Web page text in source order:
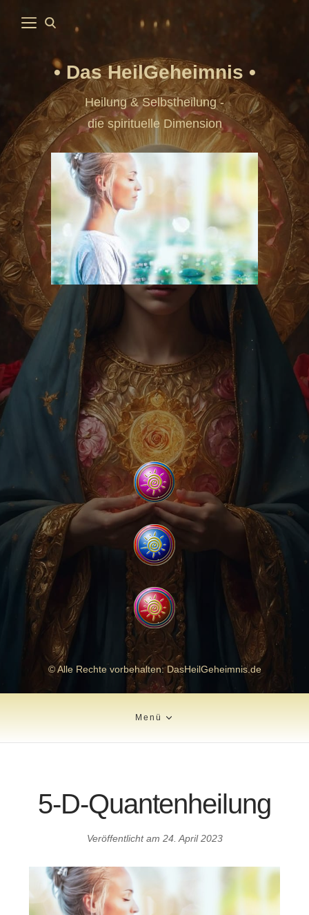
Das HeilGeheimnis
Heilung & Selbstheilung -
die spirituelle Dimension
© Alle Rechte vorbehalten: DasHeilGeheimnis.de
Menü
5-D-Quantenheilung
Veröffentlicht am 24. April 2023